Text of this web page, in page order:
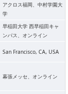
アクロス福岡、中村学園大
学
早稲田大学 西早稲田キャ
ンパス、オンライン
San Francisco, CA, USA
幕張メッセ、オンライン